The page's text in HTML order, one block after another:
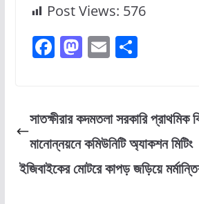
Post Views: 576
F
e
b
o
o
M
o
d
o
n
E
l
S
e
সাতক্ষীরার কদমতলা সরকারি প্রাথমিক
মানোন্নয়নে কমিউনিটি অ্যাকশন মিটিং
ইজিবাইকের মোটরে কাপড় জড়িয়ে